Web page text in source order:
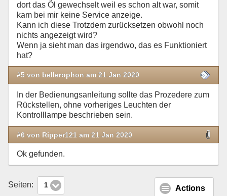
dort das Öl gewechselt weil es schon alt war, somit
kam bei mir keine Service anzeige.
Kann ich diese Trotzdem zurücksetzen obwohl noch
nichts angezeigt wird?
Wenn ja sieht man das irgendwo, das es Funktioniert
hat?
#5 von bellerophon am 21 Jan 2020
In der Bedienungsanleitung sollte das Prozedere zum
Rückstellen, ohne vorheriges Leuchten der
Kontrolllampe beschrieben sein.
#6 von Ripper121 am 21 Jan 2020
Ok gefunden.
Seiten: 1 Actions